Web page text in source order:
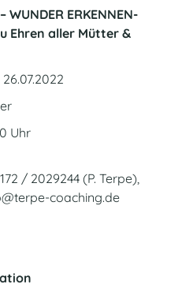
WUNDER ERKENNEN-
Ehren aller Mütter &
Uhr
/ 2029244 (P. Terpe),
coaching.de